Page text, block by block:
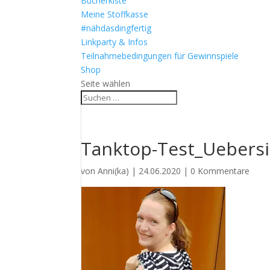
Meine Stoffkasse
#nähdasdingfertig
Linkparty & Infos
Teilnahmebedingungen für Gewinnspiele
Shop
Seite wählen
Tanktop-
vonAnni(ka) | 24.06.2020 | 0 Kommentare